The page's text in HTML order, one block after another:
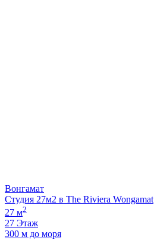
Вонгамат
Студия 27м2 в The Riviera Wongamat
27 м2
27 Этаж
300 м до моря